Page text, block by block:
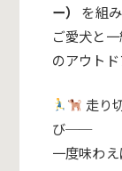
ー）
を組
ご愛犬と
のアウトド
走り
び──
一度味わ